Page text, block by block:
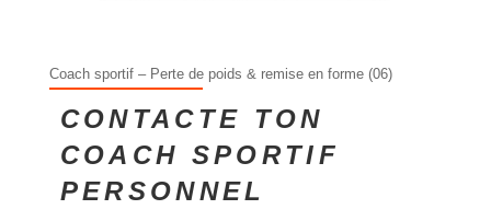
Coach sportif – Perte de poids & remise en forme (06)
CONTACTE TON
COACH SPORTIF
PERSONNEL